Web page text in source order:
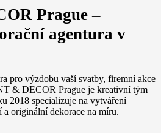
Prague –
agentura v
pro výzdobu vaší svatby, firemní akce
& DECOR Prague je kreativní tým
2018 specializuje na vytváření
a originální dekorace na míru.